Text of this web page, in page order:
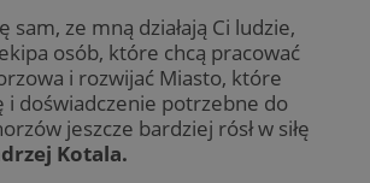
sam, ze mną działają Ci ludzie,
osób, które chcą pracować
i rozwijać Miasto, które
i doświadczenie potrzebne do
jeszcze bardziej rósł w siłę
Kotala.